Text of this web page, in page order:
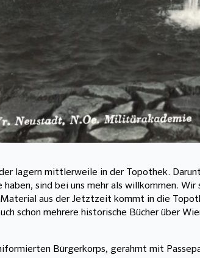
lagern mittlerweile in der Topothek.
sind bei uns mehr als willkommen. Wir
aus der Jetztzeit kommt in die
schon mehrere historische Bücher über
Bürgerkorps, gerahmt mit